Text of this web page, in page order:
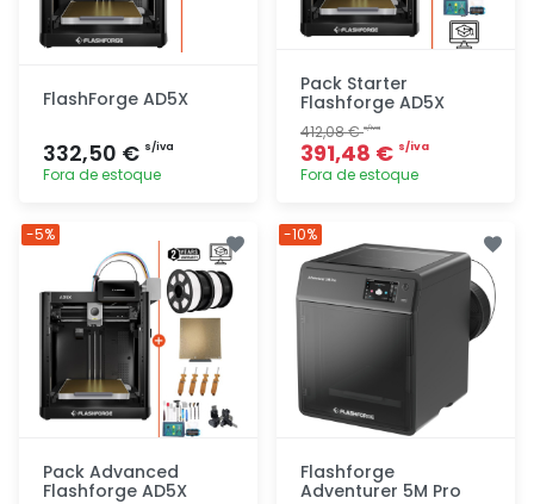
FlashForge AD5X
332,50 € s/iva
Fora de estoque
rapidamente
Pack Starter
Flashforge AD5X
412,08 €s/iva
391,48 € s/iva
Fora de estoque
rapidamente
Pack Advanced
Flashforge AD5X
-5%
Flashforge
Adventurer 5M Pro
-10%